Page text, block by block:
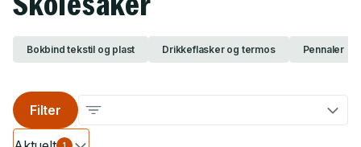
Bokbind tekstil og plast Drikkeflasker og termos Pennaler
1
Filter